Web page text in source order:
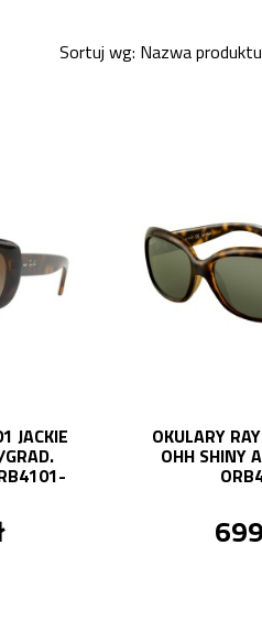
Sortuj wg: Nazwa
JACKIE OKULARY
OHH SHINY